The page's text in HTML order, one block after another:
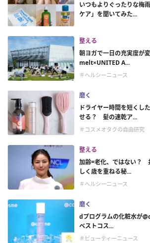
いつもよりぐったりな梅
ケア」を聞いてみた...
整える
朝ヨガで一日の充実度が
melt×UNITED A...
＃ヘルシーニュース
磨く
ドライヤー時間を短く
せる？ 髪の速乾ア...
＃コスメオタクの自由研究
整える
加齢=老化、ではない？
しく歳を重ねる秘...
＃ヘルシーニュース
磨く
dプログラムの化粧水が
ベストコス...
＃ビューティーニュース